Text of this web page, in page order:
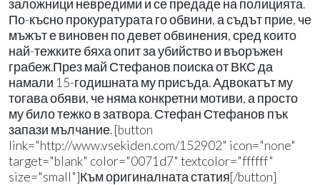
заложници невредими и се предаде на полицията.
По-късно прокуратурата го обвини, а съдът прие, че
мъжът е виновен по девет обвинения, сред които
най-тежките бяха опит за убийство и въоръжен
грабеж.През май Стефанов поиска от ВКС да
намали 15-годишната му присъда. Адвокатът му
тогава обяви, че няма конкретни мотиви, а просто
му било тежко в затвора. Стефан Стефанов пък
запази мълчание. [button
link="http://www.vsekiden.com/152902" icon="none"
target="blank" color="0071d7" textcolor="ffffff"
size="small"]Към оригиналната статия[/button]